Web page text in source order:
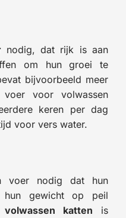
nodig, dat rijk is aan
om hun groei te
bijvoorbeeld meer
voor volwassen
keren per dag
voor vers water.
voer nodig dat hun
hun gewicht op peil
katten is